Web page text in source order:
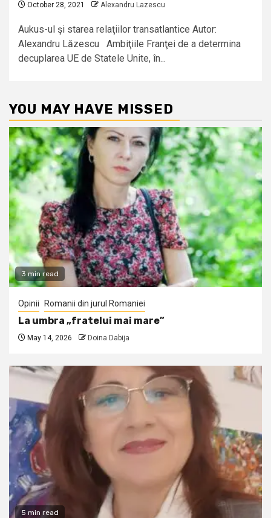
October 28, 2021 Alexandru Lazescu
Aukus-ul şi starea relaţiilor transatlantice Autor:
Alexandru Lăzescu Ambiţiile Franţei de a determina
decuplarea UE de Statele Unite, în...
YOU MAY HAVE MISSED
3 min read
Opinii Romanii din jurul Romaniei
La umbra „fratelui mai mare”
May 14, 2026 Doina Dabija
5 min read